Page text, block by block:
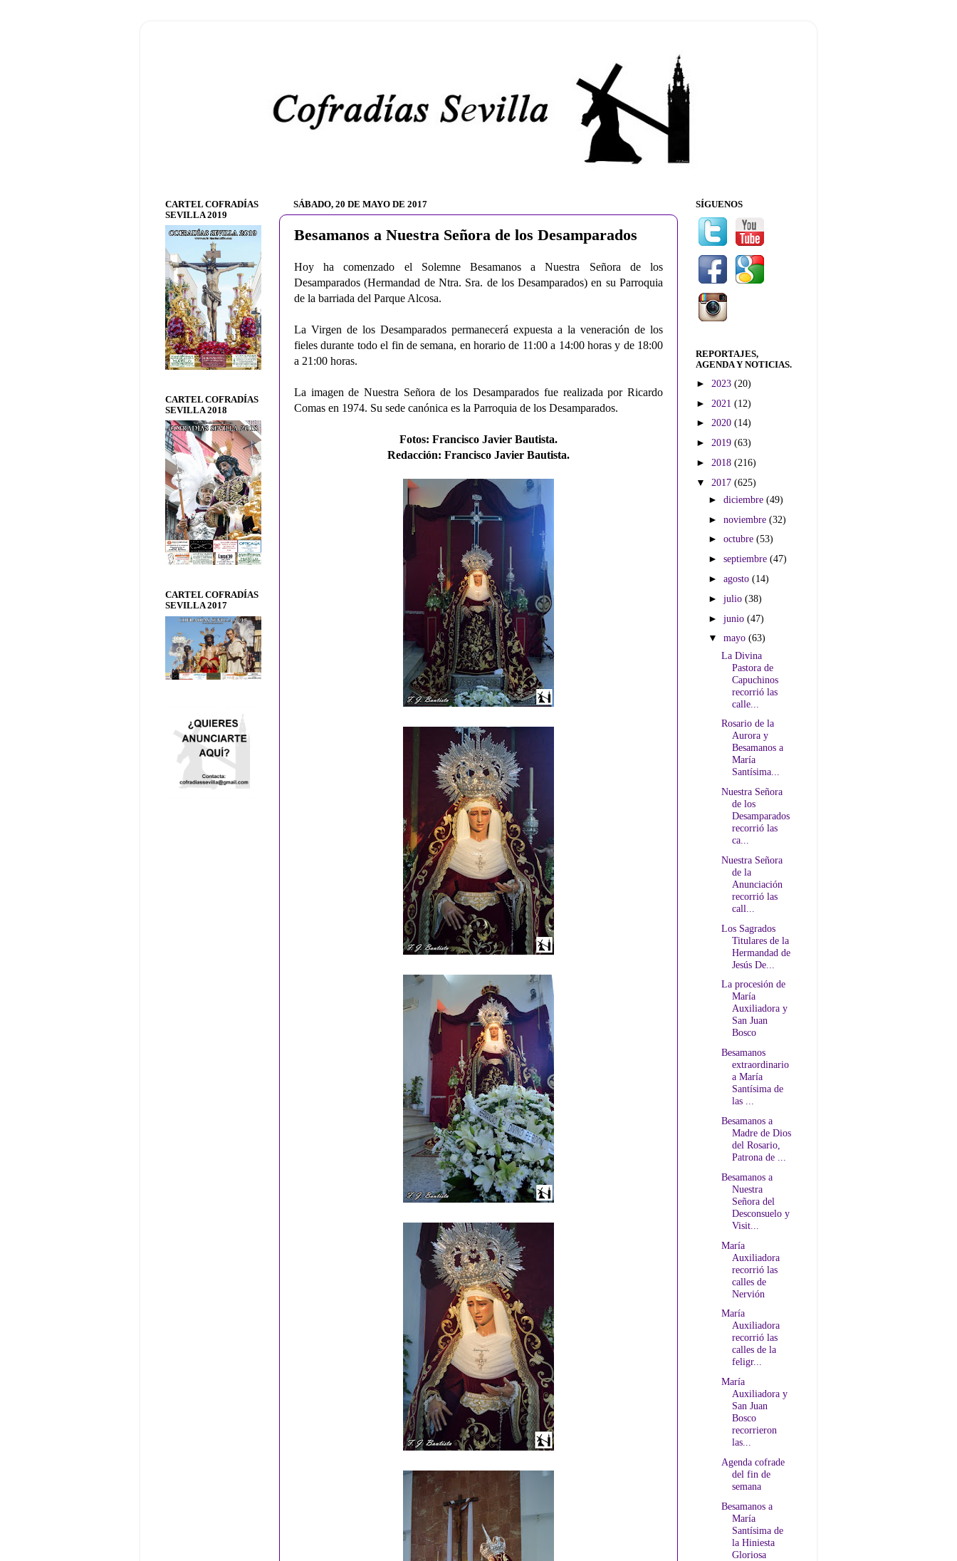
SÁBADO, 20 DE MAYO DE 2017
Besamanos a Nuestra Señora de los Desamparados
Hoy ha comenzado el Solemne Besamanos a Nuestra Señora de los
Desamparados (Hermandad de Ntra. Sra. de los Desamparados) en su Parroquia
de la barriada del Parque Alcosa.
La Virgen de los Desamparados permanecerá expuesta a la veneración de los
fieles durante todo el fin de semana, en horariode 11:00 a 14:00 horas y de 18:00
a 21:00 horas.
La imagen de Nuestra Señora de los Desamparados fue realizada por Ricardo
Comas en 1974. Su sede canónica es la Parroquia de los Desamparados.
Fotos: Francisco Javier Bautista.
Redacción: Francisco Javier Bautista.
CARTEL COFRADÍAS
SEVILLA 2019
CARTEL COFRADÍAS
SEVILLA 2018
CARTEL COFRADÍAS
SEVILLA 2017
SÍGUENOS
REPORTAJES,
AGENDA Y NOTICIAS.
► 2023 (20)
► 2021 (12)
► 2020 (14)
► 2019 (63)
► 2018 (216)
▼ 2017 (625)
►diciembre(49)
►noviembre(32)
►octubre(53)
►septiembre(47)
►agosto(14)
►julio(38)
►junio(47)
▼mayo(63)
La Divina
Pastora de
Capuchinos
recorrió las
calle...
Rosario de la
Aurora y
Besamanos a
María
Santísima...
Nuestra Señora
de los
Desamparados
recorrió las
ca...
Nuestra Señora
de la
Anunciación
recorrió las
call...
Los Sagrados
Titulares de la
Hermandad de
Jesús De...
La procesión de
María
Auxiliadora y
San Juan
Bosco
Besamanos
extraordinario
a María
Santísima de
las ...
Besamanos a
Madre de Dios
del Rosario,
Patrona de ...
Besamanos a
Nuestra
Señora del
Desconsuelo y
Visit...
María
Auxiliadora
recorrió las
calles de
Nervión
María
Auxiliadora
recorrió las
calles de la
feligr...
María
Auxiliadora y
San Juan
Bosco
recorrieron
las...
Agenda cofrade
del fin de
semana
Besamanos a
María
Santísima de
la Hiniesta
Gloriosa